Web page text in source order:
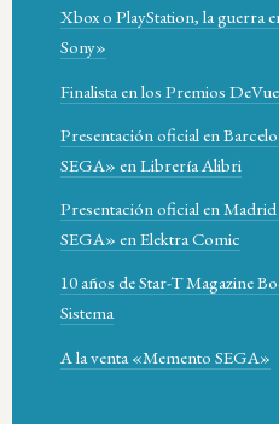
Xbox o PlayStation, la guerra
Sony»
Finalista en los Premios
Presentación oficial en
SEGA» en Librería Alibri
Presentación oficial en
SEGA» en Elektra Comic
10 años de Star-T Magazine
Sistema
A la venta «Memento SEGA»